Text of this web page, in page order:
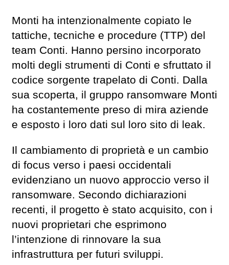
Monti ha intenzionalmente copiato le
tattiche, tecniche e procedure (TTP) del
team Conti. Hanno persino incorporato
molti degli strumenti di Conti e sfruttato il
codice sorgente trapelato di Conti. Dalla
sua scoperta, il gruppo ransomware Monti
ha costantemente preso di mira aziende
e esposto i loro dati sul loro sito di leak.
Il cambiamento di proprietà e un cambio
di focus verso i paesi occidentali
evidenziano un nuovo approccio verso il
ransomware. Secondo dichiarazioni
recenti, il progetto è stato acquisito, con i
nuovi proprietari che esprimono
l’intenzione di rinnovare la sua
infrastruttura per futuri sviluppi.